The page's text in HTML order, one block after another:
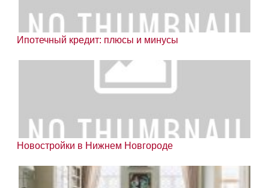
Ипотечный кредит: плюсы и минусы
Новостройки в Нижнем Новгороде